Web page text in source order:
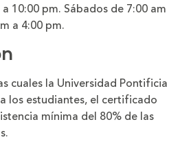
10:00 pm. Sábados de 7:00 am
a 4:00 pm.
cuales la Universidad Pontificia
los estudiantes, el certificado
mínima del 80% de las